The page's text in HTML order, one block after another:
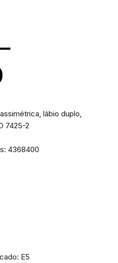
lábio duplo,
7425-2
4368400
E5